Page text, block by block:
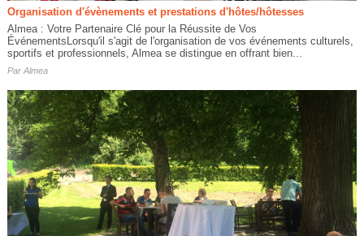
Organisation d'évènements et prestations d'hôtes/hôtesses
Almea : Votre Partenaire Clé pour la Réussite de Vos
ÉvénementsLorsqu'il s'agit de l'organisation de vos événements culturels,
sportifs et professionnels, Almea se distingue en offrant bien...
Par Almea